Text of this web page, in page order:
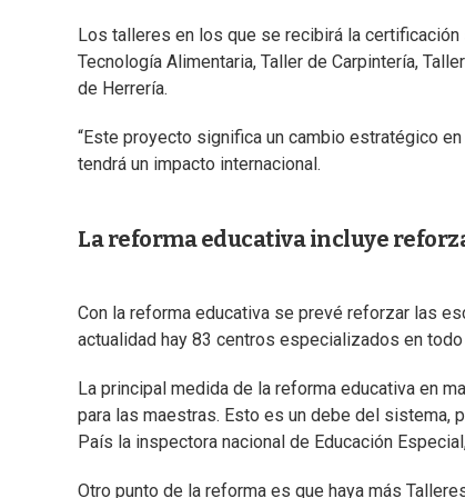
Los talleres en los que se recibirá la
Tecnología Alimentaria, Taller de Carpintería,
de Herrería.
“Este proyecto significa un cambio estratégico
tendrá un impacto internacional.
La reforma educativa incluye
Con la reforma educativa se prevé reforzar las
actualidad hay 83 centros especializados en
La principal medida de la reforma educativa en
para las maestras. Esto es un debe del sistema,
País la inspectora nacional de Educación
Otro punto de la reforma es que haya más